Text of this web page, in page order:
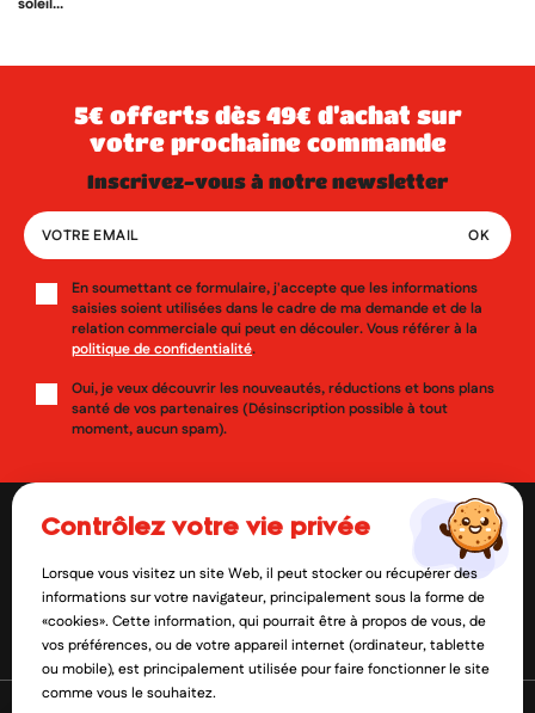
soleil...
5€ offerts dès 49€ d’achat sur
votre prochaine commande
inscrivez-vous à notre newsletter
En soumettant ce formulaire, j'accepte que les informations
saisies soient utilisées dans le cadre de ma demande et de la
relation commerciale qui peut en découler. Vous référer à la
politique de confidentialité.
Oui, je veux découvrir les nouveautés, réductions et bons plans
santé de vos partenaires (Désinscription possible à tout
moment, aucun spam).
contact@mylittlepara.com
01 85 09 61 52
contrôlez votre vie privée
Lorsque vous visitez un site Web, il peut stocker ou récupérer des
informations sur votre navigateur, principalement sous la forme de
«cookies». Cette information, qui pourrait être à propos de vous, de
vos préférences, ou de votre appareil internet (ordinateur, tablette
ou mobile), est principalement utilisée pour faire fonctionner le site
comme vous le souhaitez.